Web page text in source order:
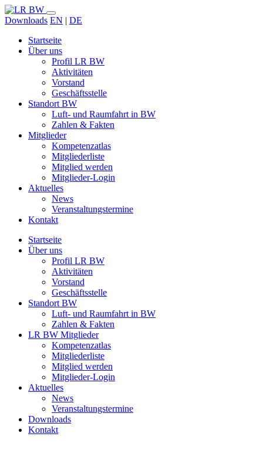
Downloads EN | DE
Startseite
Über uns
Profil LR BW
Aktivitäten
Vorstand
Geschäftsstelle
Standort BW
Luft- und Raumfahrt in BW
Zahlen & Fakten
Mitglieder
Kompetenzatlas
Mitgliederliste
Mitglied werden
Mitglieder-Login
Aktuelles
News
Veranstaltungstermine
Kontakt
Startseite
Über uns
Profil LR BW
Aktivitäten
Vorstand
Geschäftsstelle
Standort BW
Luft- und Raumfahrt in BW
Zahlen & Fakten
LR BW Mitglieder
Kompetenzatlas
Mitgliederliste
Mitglied werden
Mitglieder-Login
Aktuelles
News
Veranstaltungstermine
Downloads
Kontakt